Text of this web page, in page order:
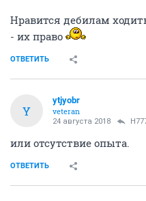
Нравится дебилам
- их право
ОТВЕТИТЬ
Y
ytjyobr
veteran
24 августа 2018
или отсутствие опыта.
ОТВЕТИТЬ